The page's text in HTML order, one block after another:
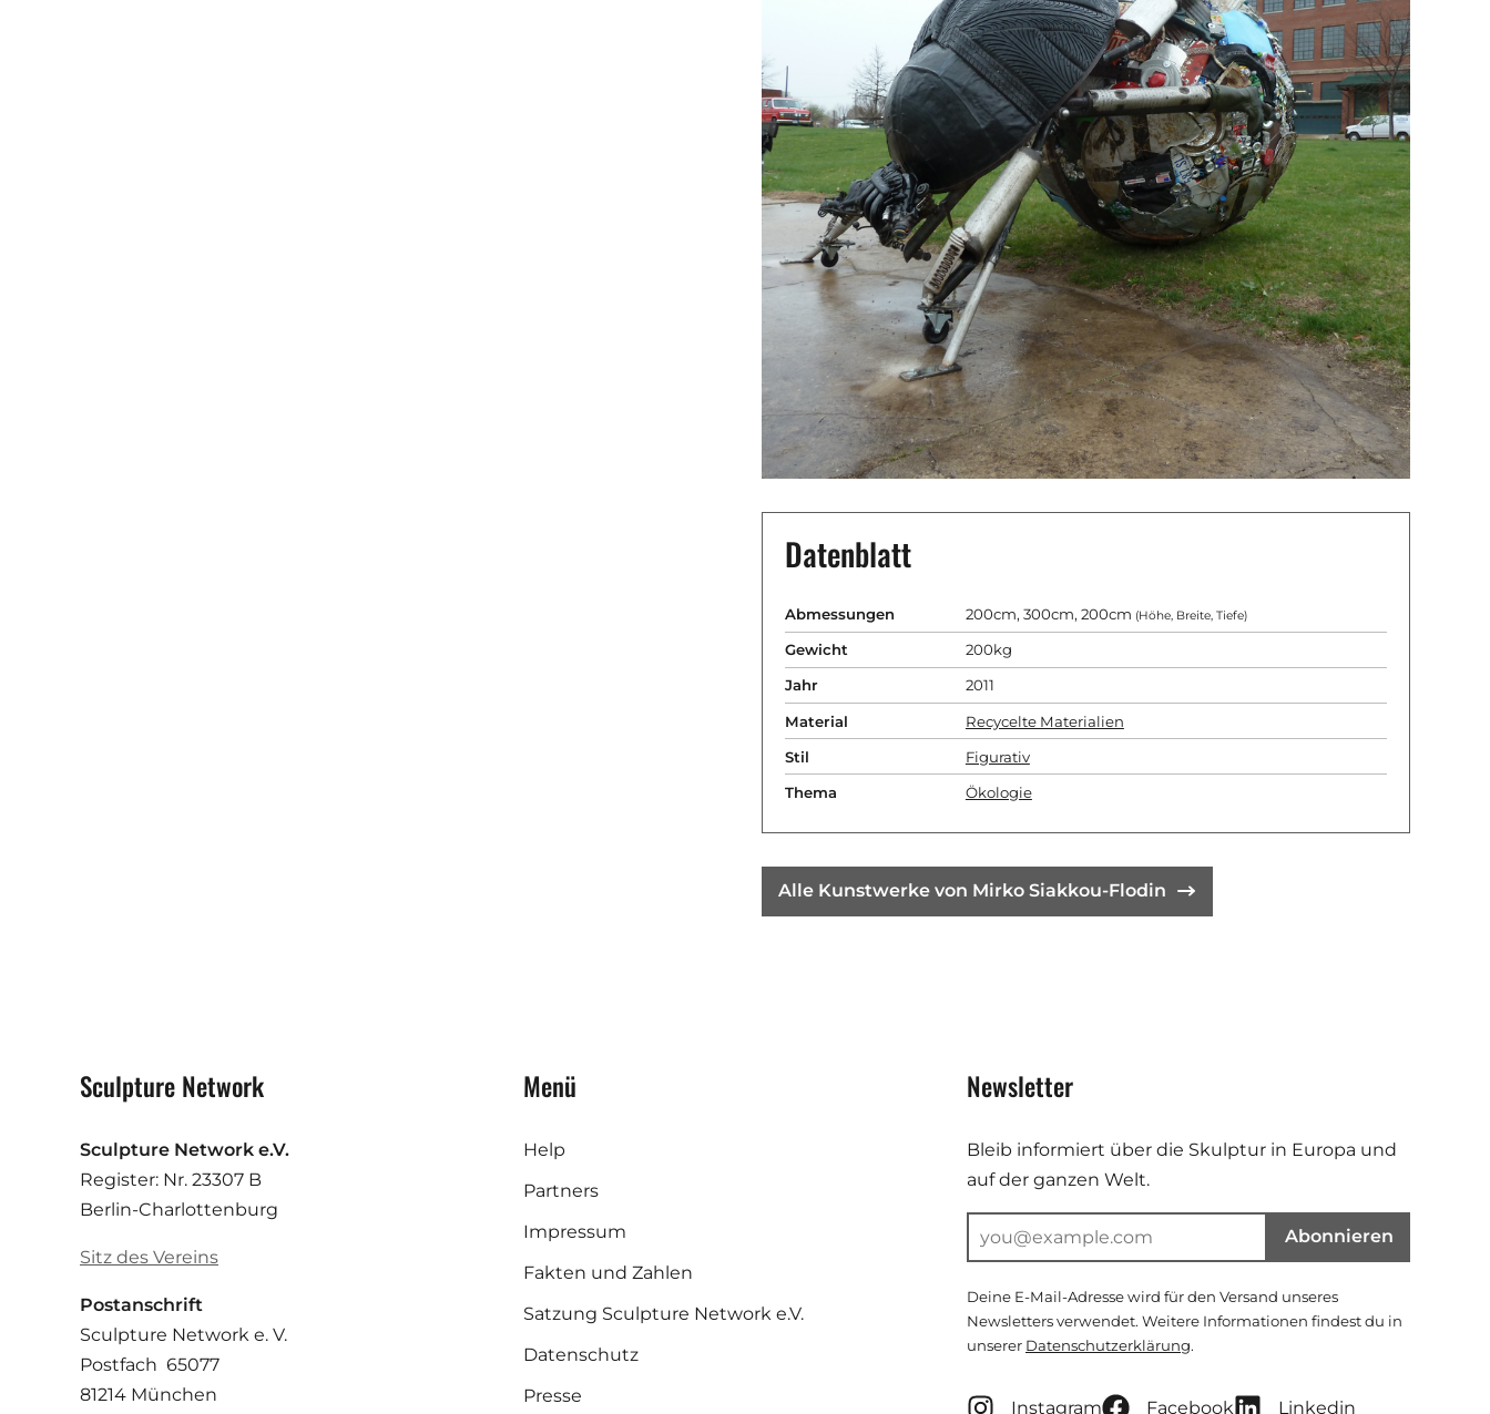
Datenblatt
Abmessungen 200cm, 300cm, 200cm (Höhe, Breite, Tiefe)
Gewicht 200kg
Jahr 2011
Material Recycelte Materialien
Stil Figurativ
Thema Ökologie
Alle Kunstwerke von Mirko Siakkou-Flodin
Sculpture Network
Sculpture Network e.V.
Register: Nr. 23307 B
Berlin-Charlottenburg
Sitz des Vereins
Postanschrift
Sculpture Network e. V.
Postfach 65077
81214 München
Menü
Help
Partners
Impressum
Fakten und Zahlen
Satzung Sculpture Network e.V.
Datenschutz
Presse
Newsletter
Bleib informiert über die Skulptur in Europa und
auf der ganzen Welt.
Abonnieren
Deine E-Mail-Adresse wird für den Versand unseres
Newsletters verwendet. Weitere Informationen findest du in
unserer Datenschutzerklärung.
Instagram Facebook Linkedin